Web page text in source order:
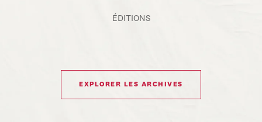
ÉDITIONS
EXPLORER LES ARCHIVES